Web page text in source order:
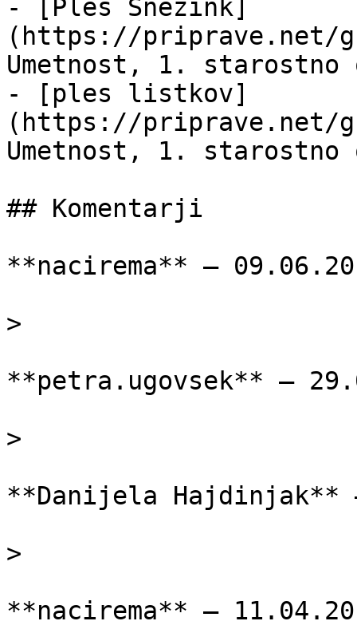
- [Ples Snežink]
(https://priprave.net/
Umetnost, 1. starostno
- [ples listkov]
(https://priprave.net/
Umetnost, 1. starostno
## Komentarji
**nacirema** —
>
**petra.ugovsek** —
>
**Danijela Hajdinjak**
>
**nacirema** —